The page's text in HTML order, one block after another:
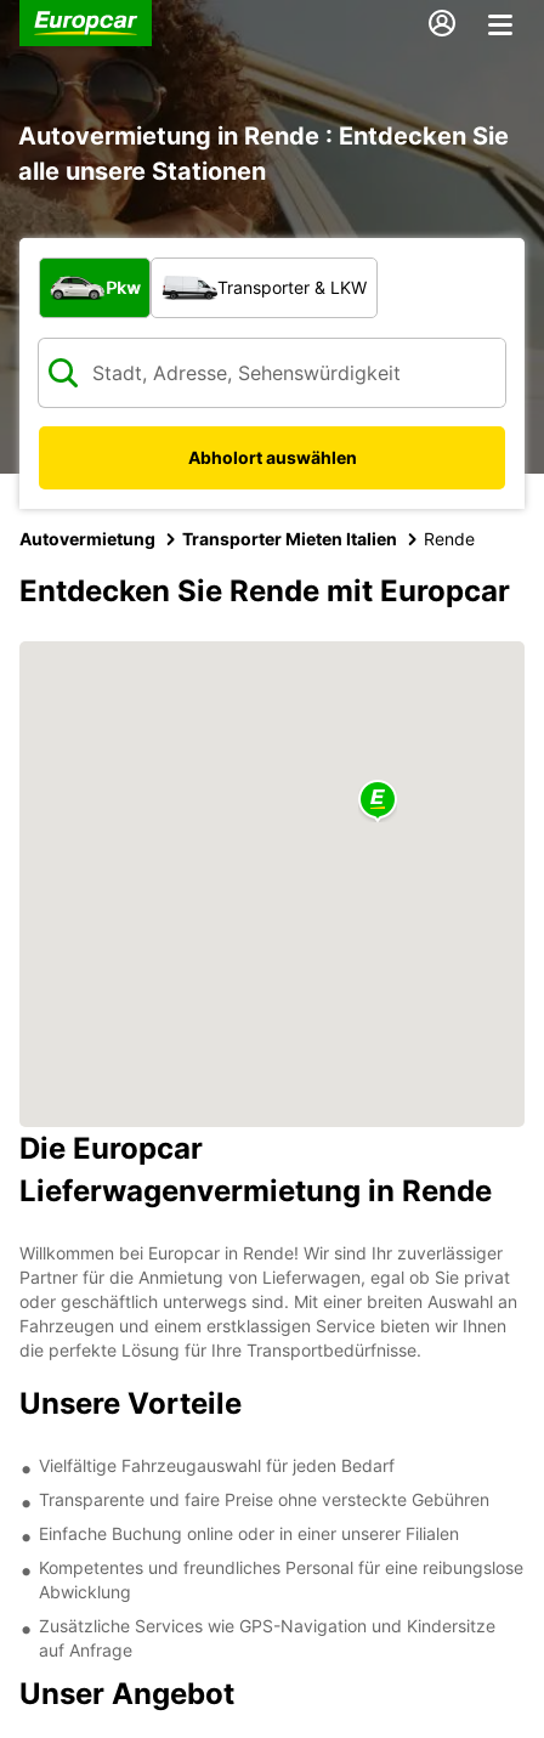
Autovermietung in Rende : Entdecken Sie
alle unsere Stationen
Welche Art von Fahrzeug?
Pkw Transporter & LKW
Abholort auswählen
Autovermietung Transporter Mieten Italien Rende
Entdecken Sie Rende mit Europcar
Die Europcar
Lieferwagenvermietung in Rende
Willkommen bei Europcar in Rende! Wir sind Ihr zuverlässiger
Partner für die Anmietung von Lieferwagen, egal ob Sie privat
oder geschäftlich unterwegs sind. Mit einer breiten Auswahl an
Fahrzeugen und einem erstklassigen Service bieten wir Ihnen
die perfekte Lösung für Ihre Transportbedürfnisse.
Unsere Vorteile
Vielfältige Fahrzeugauswahl für jeden Bedarf
Transparente und faire Preise ohne versteckte Gebühren
Einfache Buchung online oder in einer unserer Filialen
Kompetentes und freundliches Personal für eine reibungslose
Abwicklung
Zusätzliche Services wie GPS-Navigation und Kindersitze
auf Anfrage
Unser Angebot